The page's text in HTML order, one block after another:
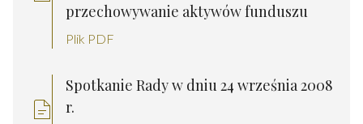
przechowywanie aktywów funduszu
Plik PDF
Spotkanie Rady w dniu 24 września 2008
r.